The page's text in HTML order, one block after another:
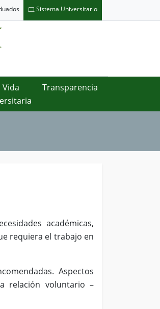
Sistema Universitario
Vida
Transparencia
académicas,
requiera el trabajo en
Aspectos
relación voluntario –